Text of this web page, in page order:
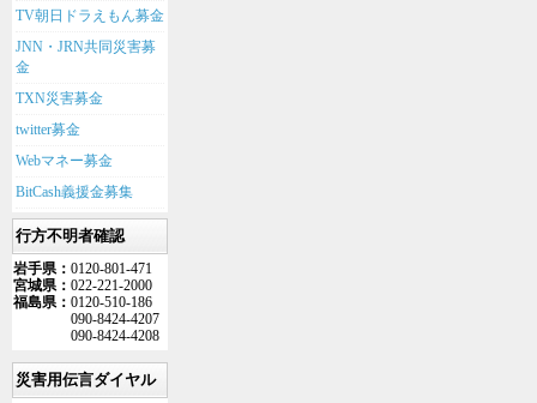
TV朝日ドラえもん募金
JNN・JRN共同災害募
金
TXN災害募金
twitter募金
Webマネー募金
BitCash義援金募集
行方不明者確認
岩手県： 0120-801-471
宮城県： 022-221-2000
福島県： 0120-510-186
090-8424-4207
090-8424-4208
災害用伝言ダイヤル